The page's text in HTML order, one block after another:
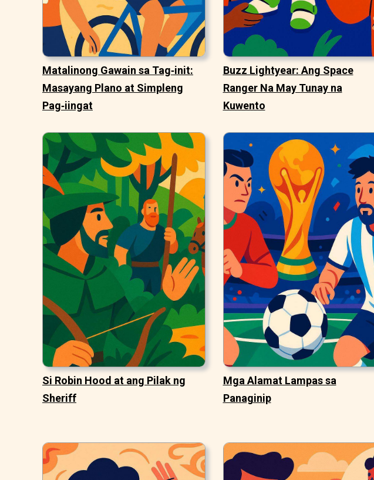
Matalinong Gawain sa Tag‑init:
Masayang Plano at Simpleng
Pag‑iingat
Buzz Lightyear: Ang Space
Ranger Na May Tunay na
Kuwento
Si Robin Hood at ang Pilak ng
Sheriff
Mga Alamat Lampas sa
Panaginip